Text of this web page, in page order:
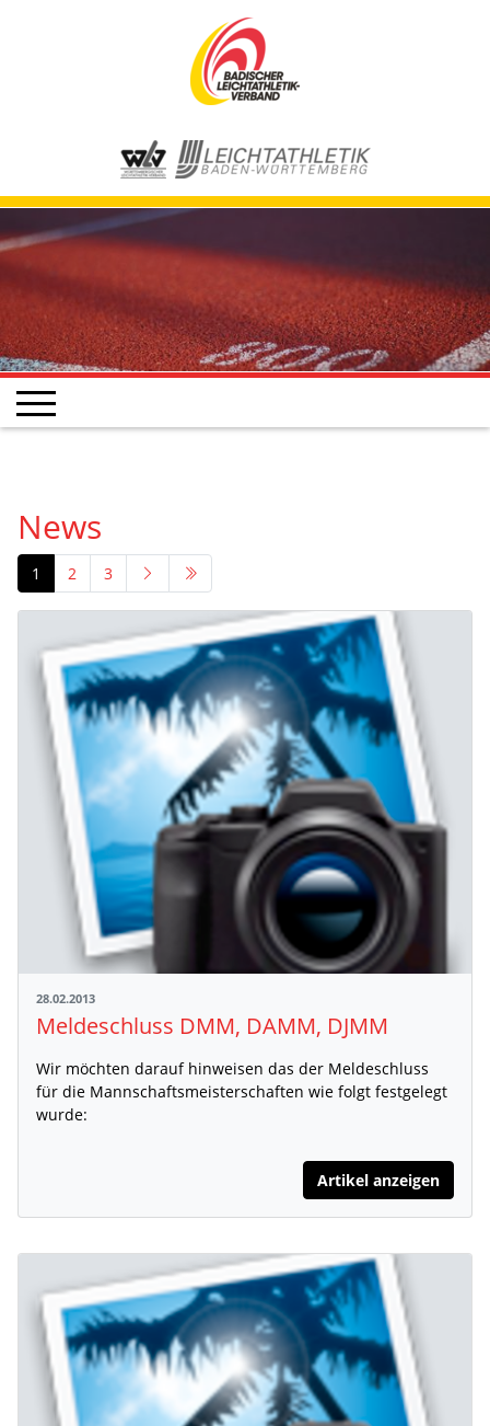
News
1 2 3
28.02.2013
Meldeschluss DMM, DAMM, DJMM
Wir möchten darauf hinweisen das der Meldeschluss
für die Mannschaftsmeisterschaften wie folgt festgelegt
wurde:
Artikel anzeigen